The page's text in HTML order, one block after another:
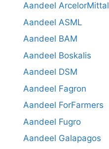
Aandeel ArcelorMittal
Aandeel ASML
Aandeel BAM
Aandeel Boskalis
Aandeel DSM
Aandeel Fagron
Aandeel ForFarmers
Aandeel Fugro
Aandeel Galapagos